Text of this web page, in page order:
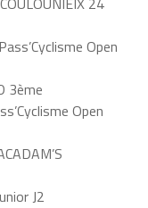
Open
3ème
Open
J2